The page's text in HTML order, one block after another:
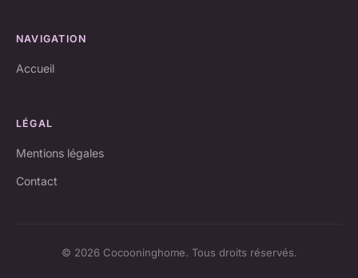
NAVIGATION
Accueil
LÉGAL
Mentions légales
Contact
© 2026 Cocooninghome. Tous droits réservés.